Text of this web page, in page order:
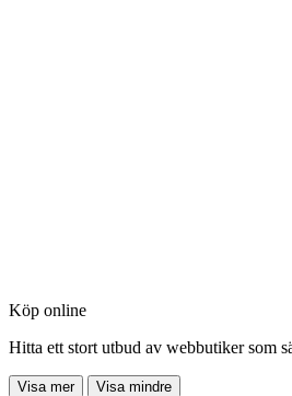
Köp online
Hitta ett stort utbud av webbutiker som
Visa mer Visa mindre